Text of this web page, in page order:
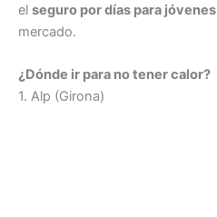
el seguro por días para jóvenes
mercado.
¿Dónde ir para no tener calor?
1. Alp (Girona)